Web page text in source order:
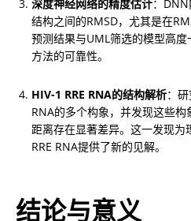
深度神经网络的精度估计：
结构之间的RMSD，尤其是在
预测结果与UML筛选的模型高
方法的可靠性。
HIV-1 RRE RNA的结构解析：
RNA的多个构象，并发现这些
距离存在显著差异。这一发现
RRE RNA提供了新的见解。
结论与意义